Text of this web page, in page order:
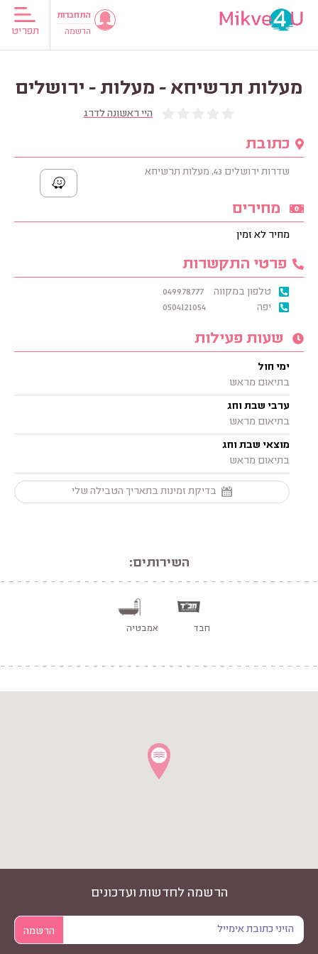
תפריט
התחברות
הרשמה
מעלות תרשיחא - מעלות - ירושלים
היי ראשונה לדרג
כתובת
שדרות ירושלים 43, מעלות תרשיחא
מחירים
מחיר לא זמין
פרטי התקשרות
טלפון במקווה
049978777
יפה
0504121054
שעות פעילות
ימי חול
בתיאום מראש
ערבי שבת וחג
בתיאום מראש
מוצאי שבת וחג
בתיאום מראש
בדיקת זמינות בתאריך הטבילה שלי
השירותים:
חבד אמבטיה
הרשמה לחדשות ועדכונים